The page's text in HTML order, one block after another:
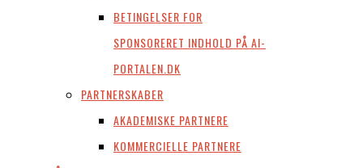
BETINGELSER FOR
SPONSORERET INDHOLD PÅ AI-
PORTALEN.DK
PARTNERSKABER
AKADEMISKE PARTNERE
KOMMERCIELLE PARTNERE